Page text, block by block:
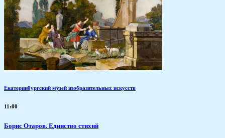
Екатеринбургский музей изобразительных искусств
11:00
Борис Отаров. Единство стихий